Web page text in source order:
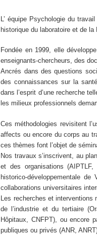
L’ équipe Psychologie du
historique du laboratoire et de
Fondée en 1999, elle
enseignants-chercheurs, des
Ancrés dans des questions
des connaissances sur la
dans l’esprit d’une recherche
les milieux professionnels
Ces méthodologies revisitent
affects ou encore du corps au
ces thèmes font l’objet de
Nos travaux s’inscrivent, au
et des organisations
historico-développementale
collaborations universitaires
Les recherches et
de l’industrie et du tertiaire
Hôpitaux, CNFPT), ou encore
publiques ou privés (ANR,